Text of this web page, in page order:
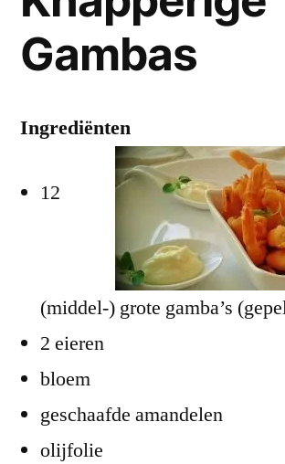
Gambas
Ingrediënten
12
(middel-) grote gamba’s
2 eieren
bloem
geschaafde amandelen
olijfolie